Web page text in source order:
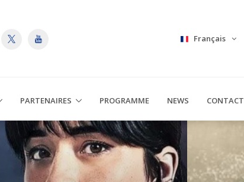
Français
PARTENAIRES PROGRAMME NEWS CONTACT